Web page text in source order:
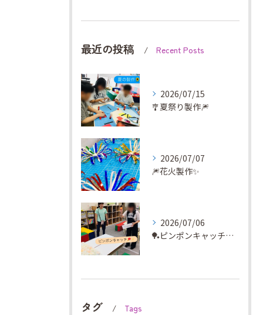
最近の投稿 Recent Posts
2026/07/15
🎐夏祭り製作🎆
2026/07/07
🎆花火製作✨
2026/07/06
🏓ピンポンキャッチに挑戦✨
タグ Tags